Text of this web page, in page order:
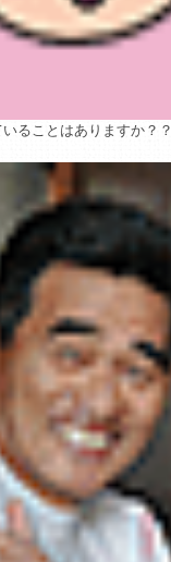
ることはありますか？？